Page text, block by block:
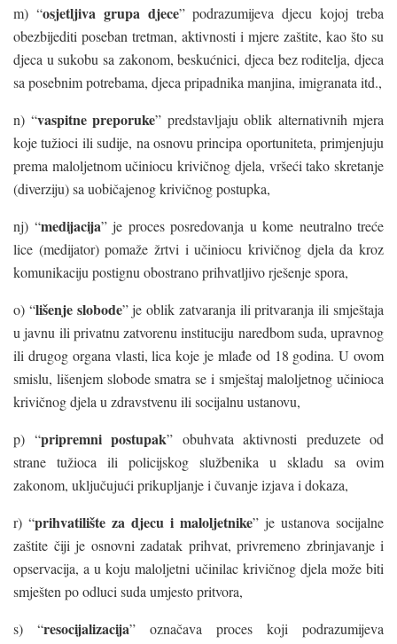
m) “osjetljiva grupa djece” podrazumijeva djecu kojoj treba
obezbijediti poseban tretman, aktivnosti i mjere zaštite, kao što su
djeca u sukobu sa zakonom, beskućnici, djeca bez roditelja, djeca
sa posebnim potrebama, djeca pripadnika manjina, imigranata itd.,
n) “vaspitne preporuke” predstavljaju oblik alternativnih mjera
koje tužioci ili sudije, na osnovu principa oportuniteta, primjenjuju
prema maloljetnom učiniocu krivičnog djela, vršeći tako skretanje
(diverziju) sa uobičajenog krivičnog postupka,
nj) “medijacija” je proces posredovanja u kome neutralno treće
lice (medijator) pomaže žrtvi i učiniocu krivičnog djela da kroz
komunikaciju postignu obostrano prihvatljivo rješenje spora,
o) “lišenje slobode” je oblik zatvaranja ili pritvaranja ili smještaja
u javnu ili privatnu zatvorenu instituciju naredbom suda, upravnog
ili drugog organa vlasti, lica koje je mlađe od 18 godina. U ovom
smislu, lišenjem slobode smatra se i smještaj maloljetnog učinioca
krivičnog djela u zdravstvenu ili socijalnu ustanovu,
p) “pripremni postupak” obuhvata aktivnosti preduzete od
strane tužioca ili policijskog službenika u skladu sa ovim
zakonom, uključujući prikupljanje i čuvanje izjava i dokaza,
r) “prihvatilište za djecu i maloljetnike” je ustanova socijalne
zaštite čiji je osnovni zadatak prihvat, privremeno zbrinjavanje i
opservacija, a u koju maloljetni učinilac krivičnog djela može biti
smješten po odluci suda umjesto pritvora,
s) “resocijalizacija” označava proces koji podrazumijeva